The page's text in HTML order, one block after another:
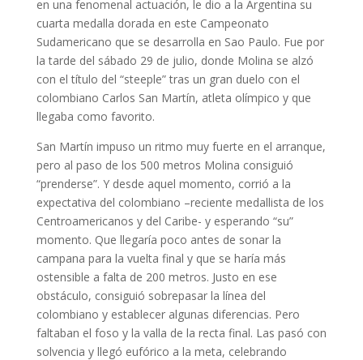
en una fenomenal actuación, le dio a la Argentina su
cuarta medalla dorada en este Campeonato
Sudamericano que se desarrolla en Sao Paulo. Fue por
la tarde del sábado 29 de julio, donde Molina se alzó
con el título del “steeple” tras un gran duelo con el
colombiano Carlos San Martín, atleta olímpico y que
llegaba como favorito.
San Martín impuso un ritmo muy fuerte en el arranque,
pero al paso de los 500 metros Molina consiguió
“prenderse”. Y desde aquel momento, corrió a la
expectativa del colombiano –reciente medallista de los
Centroamericanos y del Caribe- y esperando “su”
momento. Que llegaría poco antes de sonar la
campana para la vuelta final y que se haría más
ostensible a falta de 200 metros. Justo en ese
obstáculo, consiguió sobrepasar la línea del
colombiano y establecer algunas diferencias. Pero
faltaban el foso y la valla de la recta final. Las pasó con
solvencia y llegó eufórico a la meta, celebrando